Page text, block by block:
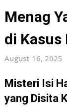
Menag
di Kasus
August 16, 2025
Misteri Isi
yang Disita